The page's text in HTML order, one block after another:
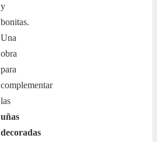
y
bonitas.
Una
obra
para
complementar
las
uñas
decoradas